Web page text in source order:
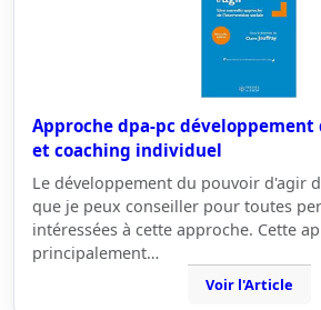
Approche dpa-pc
et coaching individuel
Le développement du pouvoir d'agir
que je peux conseiller pour toutes
intéressées à cette approche. Cette
principalement…
Voir l'Article